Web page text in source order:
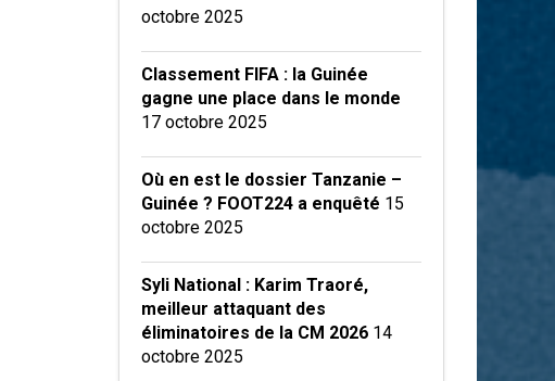
octobre 2025
Classement FIFA : la Guinée
gagne une place dans le monde
17 octobre 2025
Où en est le dossier Tanzanie –
Guinée ? FOOT224 a enquêté 15
octobre 2025
Syli National : Karim Traoré,
meilleur attaquant des
éliminatoires de la CM 2026 14
octobre 2025